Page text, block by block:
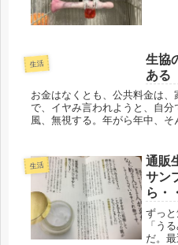
と...
生活
生協
ある
お金はなくとも、公共料金は
で、イヤみ言われようと、自分
風、無視する。年がら年中、
生活
通販
サン
ら・
ずっ
「う
だ。